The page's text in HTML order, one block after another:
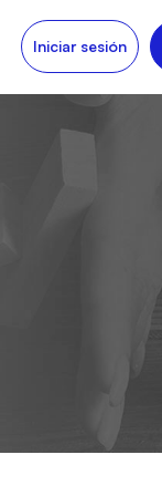
Iniciar sesión